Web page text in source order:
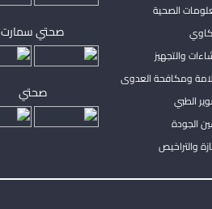
الصحية
والتجهيز
ومكافحة العدوى
الطبي
الجودة
والتراخيص
صحتي سمارت
صحتي